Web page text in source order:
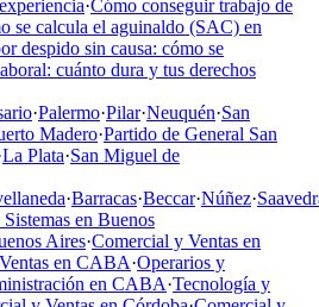
·Cómo conseguir trabajo de
se calcula el aguinaldo (SAC) en
despido sin causa: cómo se
cuánto dura y tus derechos
·Palermo·Pilar·Neuquén·San
Madero·Partido de General San
La Plata·San Miguel de
·Barracas·Beccar·Núñez·
en Buenos
Aires·Comercial y Ventas en
en CABA·Operarios y
en CABA·Tecnología y